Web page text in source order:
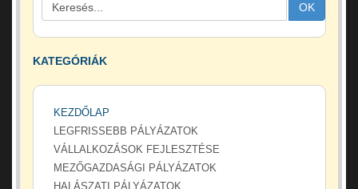
OK
KATEGÓRIÁK
KEZDŐLAP
LEGFRISSEBB PÁLYÁZATOK
VÁLLALKOZÁSOK FEJLESZTÉSE
MEZŐGAZDASÁGI PÁLYÁZATOK
HALÁSZATI PÁLYÁZATOK